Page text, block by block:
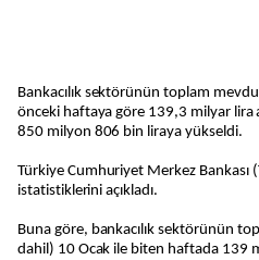
Bankacılık sektörünün toplam mevduatı, 10 Ocak ile biten haftada
önceki haftaya göre 139,3 milyar
850 milyon 806 bin liraya yükseldi.
Türkiye Cumhuriyet Merkez Bankası
istatistiklerini açıkladı.
Buna göre, bankacılık sektörünün
dahil) 10 Ocak ile biten haftada 139